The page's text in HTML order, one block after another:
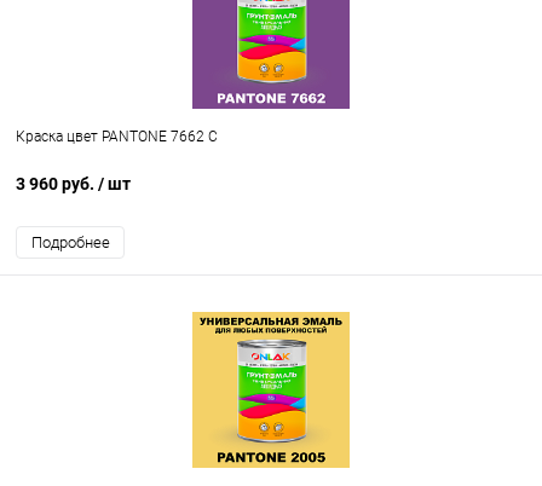
Краска цвет PANTONE 7662 C
3 960 руб. / шт
Подробнее